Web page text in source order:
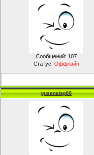
Сообщений: 107
Статус: Оффлайн
gusenalap88